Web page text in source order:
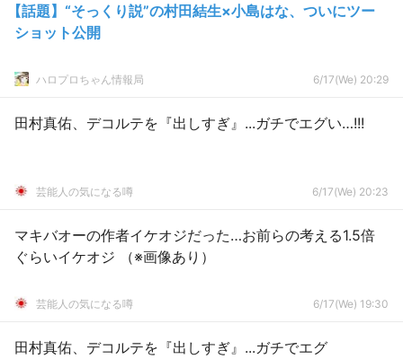
【話題】“そっくり説”の村田結生×小島はな、ついにツー
ショット公開
ハロプロちゃん情報局 6/17(We) 20:29
田村真佑、デコルテを『出しすぎ』...ガチでエグい…!!!
芸能人の気になる噂 6/17(We) 20:23
マキバオーの作者イケオジだった…お前らの考える1.5倍
ぐらいイケオジ （※画像あり）
芸能人の気になる噂 6/17(We) 19:30
田村真佑、デコルテを『出しすぎ』...ガチでエグ